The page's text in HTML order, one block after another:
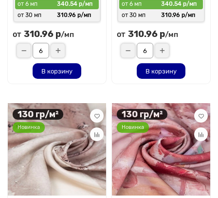
от 6 мп
340.54 р/мп
от 30 мп
310.96 р/мп
от 310.96 р/мп
В корзину
от 6 мп
340.54 р/мп
от 30 мп
310.96 р/мп
от 310.96 р/мп
В корзину
130 гр/м²
Новинка
130 гр/м²
Новинка